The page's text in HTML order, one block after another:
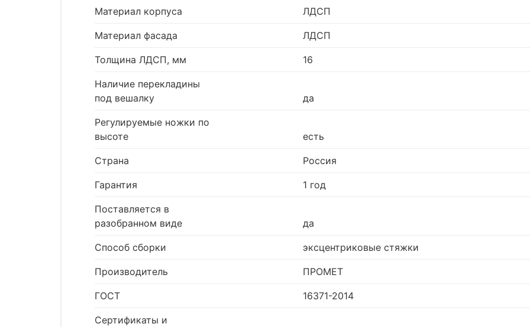
Материал корпуса ЛДСП
Материал фасада ЛДСП
Толщина ЛДСП, мм 16
Наличие перекладины
под вешалку
да
Регулируемые ножки по
высоте
есть
Страна Россия
Гарантия 1 год
Поставляется в
разобранном виде
да
Способ сборки эксцентриковые стяжки
Производитель ПРОМЕТ
ГОСТ 16371-2014
Сертификаты и